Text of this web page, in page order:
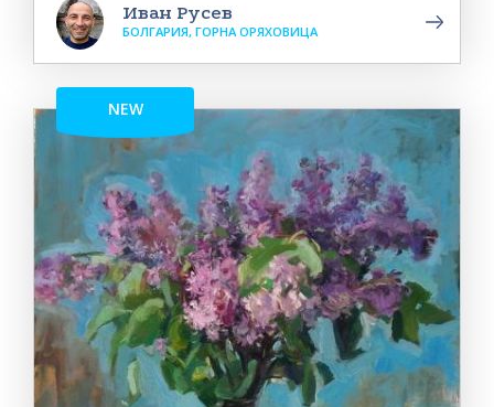
Иван Русев
БОЛГАРИЯ, ГОРНА ОРЯХОВИЦА
NEW